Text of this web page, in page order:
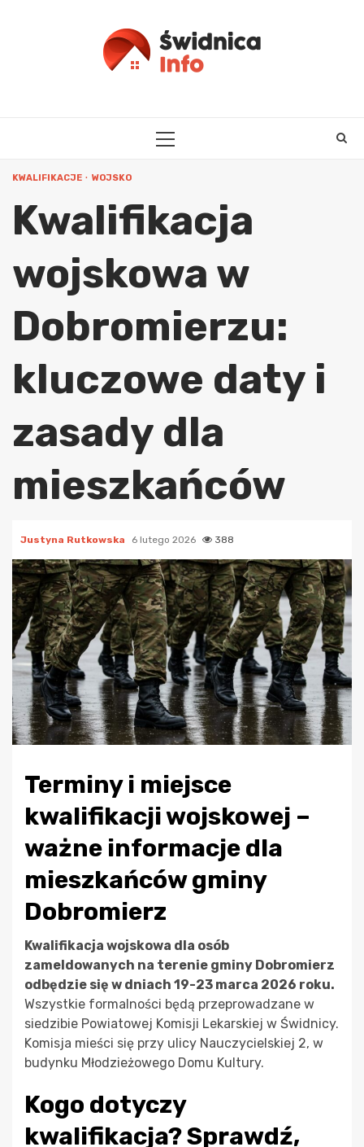
PRIMARY
KWALIFIKACJE WOJSKO
Kwalifikacja
wojskowa w
Dobromierzu:
kluczowe daty i
zasady dla
mieszkańców
Justyna Rutkowska 6 lutego 2026 388
Terminy i miejsce
kwalifikacji wojskowej –
ważne informacje dla
mieszkańców gminy
Dobromierz
Kwalifikacja wojskowa dla osób
zameldowanych na terenie gminy Dobromierz
odbędzie się w dniach 19-23 marca 2026 roku.
Wszystkie formalności będą przeprowadzane w
siedzibie Powiatowej Komisji Lekarskiej w Świdnicy.
Komisja mieści się przy ulicy Nauczycielskiej 2, w
budynku Młodzieżowego Domu Kultury.
Kogo dotyczy
kwalifikacja? Sprawdź,